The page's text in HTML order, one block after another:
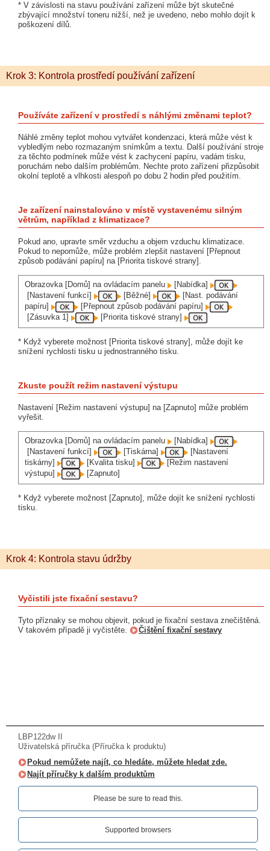
* V závislosti na stavu používání zařízení může být skutečné
zbývající množství toneru nižší, než je uvedeno, nebo mohlo dojít k
poškození dílů.
Krok 3: Kontrola prostředí používání zařízení
Používáte zařízení v prostředí s náhlými změnami teplot?
Náhlé změny teplot mohou vytvářet kondenzaci, která může vést k
vybledlým nebo rozmazaným snímkům a textu. Další používání stroje
za těchto podmínek může vést k zachycení papíru, vadám tisku,
poruchám nebo dalším problémům. Nechte proto zařízení přizpůsobit
okolní teplotě a vlhkosti alespoň po dobu 2 hodin před použitím.
Je zařízení nainstalováno v místě vystavenému silným
větrům, například z klimatizace?
Pokud ano, upravte směr vzduchu a objem vzduchu klimatizace.
Pokud to nepomůže, může problém zlepšit nastavení [Přepnout
způsob podávání papíru] na [Priorita tiskové strany].
Obrazovka [Domů] na ovládacím panelu
[Nabídka]
[Nastavení funkcí]
[Běžné]
[Nast. podávání
papíru]
[Přepnout způsob podávání papíru]
[Zásuvka 1]
[Priorita tiskové strany]
* Když vyberete možnost [Priorita tiskové strany], může dojít ke
snížení rychlosti tisku u jednostranného tisku.
Zkuste použít režim nastavení výstupu
Nastavení [Režim nastavení výstupu] na [Zapnuto] může problém
vyřešit.
Obrazovka [Domů] na ovládacím panelu
[Nabídka]
[Nastavení funkcí]
[Tiskárna]
[Nastavení
tiskárny]
[Kvalita tisku]
[Režim nastavení
výstupu]
[Zapnuto]
* Když vyberete možnost [Zapnuto], může dojít ke snížení rychlosti
tisku.
Krok 4: Kontrola stavu údržby
Vyčistili jste fixační sestavu?
Tyto příznaky se mohou objevit, pokud je fixační sestava znečištěná.
V takovém případě ji vyčistěte.
Čištění fixační sestavy
LBP122dw II
Uživatelská příručka (Příručka k produktu)
Pokud nemůžete najít, co hledáte, můžete hledat zde.
Najít příručky k dalším produktům
Please be sure to read this.‎
Supported browsers